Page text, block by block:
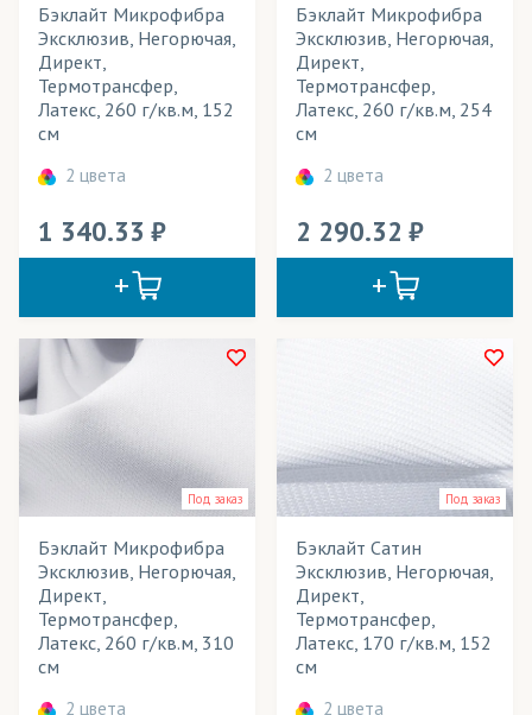
Ветровки
Вечерние наряды
Вывески
Вымпелы
Выставочные стенды
Галстуки
Декорации
Жалюзи
Занавесы
Зонты
Кабинетные флаги
Календари
Картины
Кашне
Куртки
Розничная цена
Ширина рулона
Плотность
Технология печати
Применение в изделиях
Тип товара
Cостав ткани
Бэклайт Микрофибра
Эксклюзив, Негорючая,
Директ,
Термотрансфер,
Латекс, 260 г/кв.м, 152
см
2 цвета
1 340.33
Бэклайт Микрофибра
Эксклюзив, Негорючая,
Директ,
Термотрансфер,
Латекс, 260 г/кв.м, 254
см
2 цвета
2 290.32
Под заказ
Бэклайт Микрофибра
Эксклюзив, Негорючая,
Директ,
Термотрансфер,
Латекс, 260 г/кв.м, 310
см
2 цвета
Под заказ
Бэклайт Сатин
Эксклюзив, Негорючая,
Директ,
Термотрансфер,
Латекс, 170 г/кв.м, 152
см
2 цвета